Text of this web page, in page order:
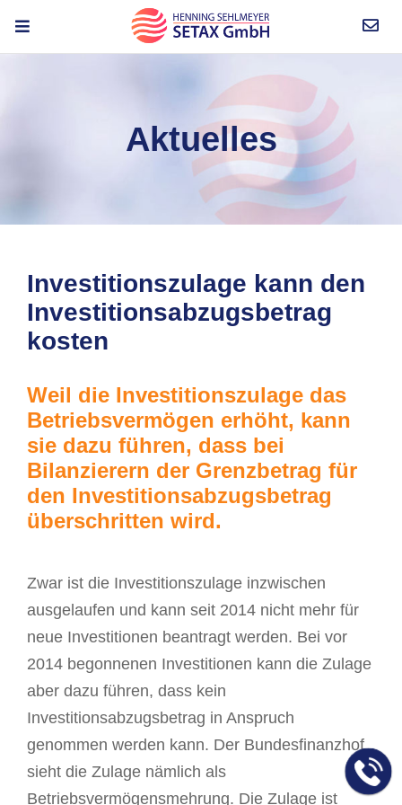
Aktuelles
Investitionszulage kann den
Investitionsabzugsbetrag
kosten
Weil die Investitionszulage das
Betriebsvermögen erhöht, kann
sie dazu führen, dass bei
Bilanzierern der Grenzbetrag für
den Investitionsabzugsbetrag
überschritten wird.
Zwar ist die Investitionszulage inzwischen
ausgelaufen und kann seit 2014 nicht mehr für
neue Investitionen beantragt werden. Bei vor
2014 begonnenen Investitionen kann die Zulage
aber dazu führen, dass kein
Investitionsabzugsbetrag in Anspruch
genommen werden kann. Der Bundesfinanzhof
sieht die Zulage nämlich als
Betriebsvermögensmehrung. Die Zulage ist